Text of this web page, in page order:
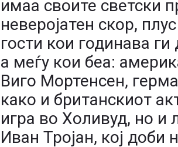
имаа своите светски
неверојатен скор,
гости кои годинава
а меѓу кои беа:
Виго Мортенсен,
како и британскиот
игра во Холивуд, но и
Иван Тројан, кој доби